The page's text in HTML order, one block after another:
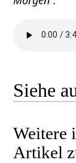
Siehe
Weitere
Artikel